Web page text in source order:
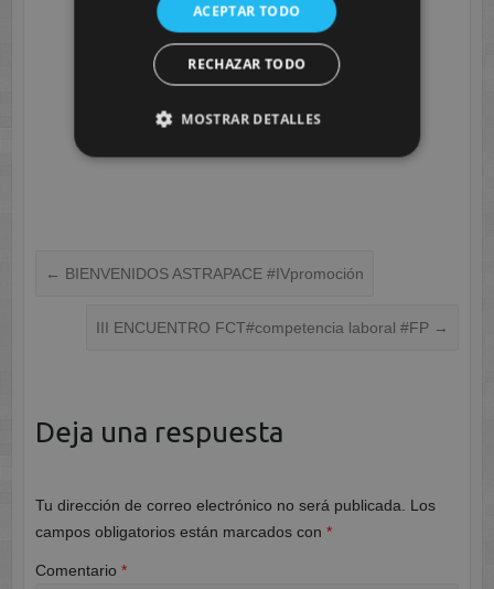
← BIENVENIDOS ASTRAPACE #IVpromoción
III ENCUENTRO FCT#competencia laboral #FP →
Deja una respuesta
Tu dirección de correo electrónico no será publicada.
Los
campos obligatorios están marcados con *
Comentario *
ACEPTAR TODO
RECHAZAR TODO
MOSTRAR DETALLES